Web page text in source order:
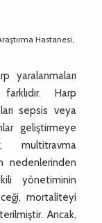
Hastanesi,
yaralanmaları
Harp
sepsis veya
geliştirmeye
multitravma
nedenlerinden
yönetiminin
mortaliteyi
Ancak,